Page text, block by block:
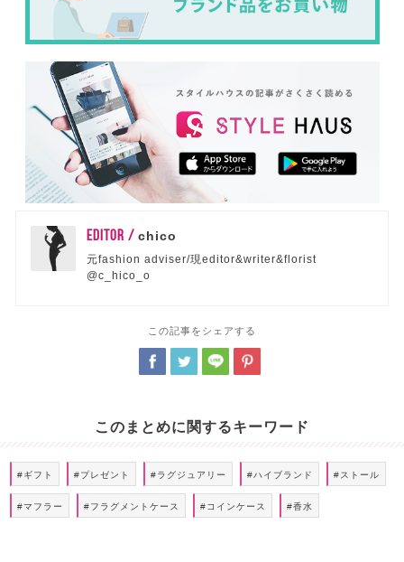
EDITOR /chico
元fashion adviser/現editor&writer&florist
@c_hico_o
この記事をシェアする
このまとめに関するキーワード
#ギフト #プレゼント #ラグジュアリー #ハイブランド #ストール
#マフラー #フラグメントケース #コインケース #香水